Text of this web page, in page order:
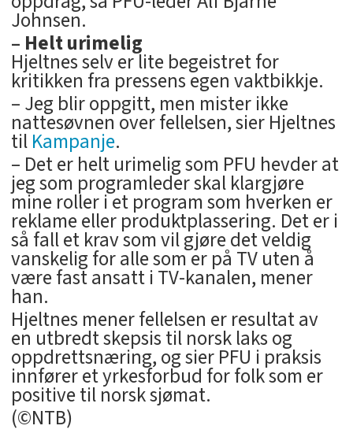
Johnsen.
– Helt urimelig
Hjeltnes selv er lite begeistret for
kritikken fra pressens egen vaktbikkje.
– Jeg blir oppgitt, men mister ikke
nattesøvnen over fellelsen, sier Hjeltnes
tilKampanje.
– Det er helt urimelig som PFU hevder at
jeg som programleder skal klargjøre
mine roller i et program som hverken er
reklame eller produktplassering. Det er i
så fall et krav som vil gjøre det veldig
vanskelig for alle som er på TV uten å
være fast ansatt i TV-kanalen, mener
han.
Hjeltnes mener fellelsen er resultat av
en utbredt skepsis til norsk laks og
oppdrettsnæring, og sier PFU i praksis
innfører et yrkesforbud for folk som er
positive til norsk sjømat.
(©NTB)